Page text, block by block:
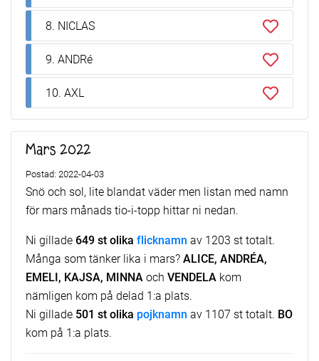
8. NICLAS
9. ANDRé
10. AXL
Mars 2022
Postad: 2022-04-03
Snö och sol, lite blandat väder men listan med namn
för mars månads tio-i-topp hittar ni nedan.
Ni gillade 649 st olika flicknamn av 1203 st totalt.
Många som tänker lika i mars?ALICE, ANDRÉA,
EMELI, KAJSA, MINNA och VENDELA kom
nämligen kom på delad 1:a plats.
Ni gillade 501 st olika pojknamn av 1107 st totalt. BO
kom på 1:a plats.